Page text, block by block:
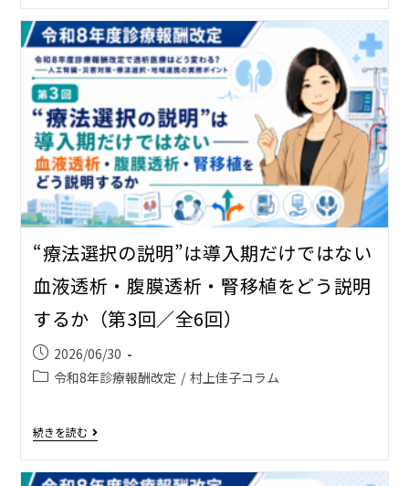
“療法選択の説明”は導入期だけではない――
血液透析・腹膜透析・腎移植をどう説明
するか（第3回／全6回）
2026/06/30
令和8年診療報酬改定 / 村上佳子コラム
続きを読む